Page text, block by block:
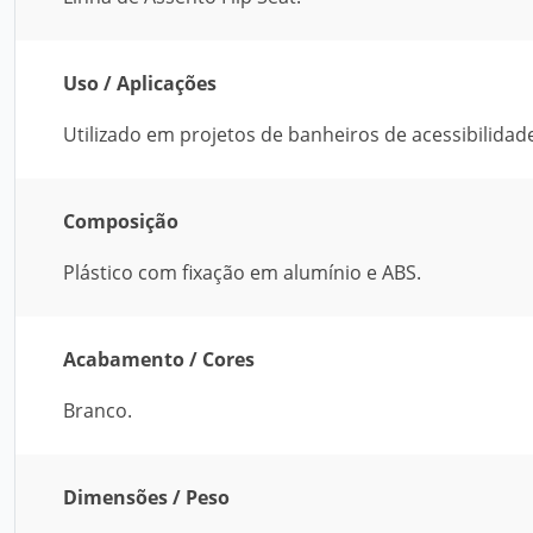
Uso / Aplicações
Utilizado em projetos de banheiros de
Composição
Plástico com fixação em alumínio e ABS.
Acabamento / Cores
Branco.
Dimensões / Peso